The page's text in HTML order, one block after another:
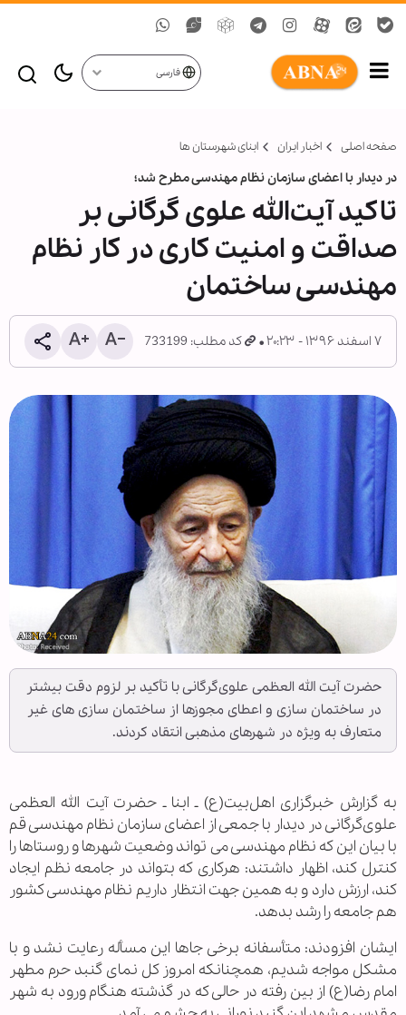
فارسی
صفحه اصلی اخبار ایران ابنای شهرستان ها
در دیدار با اعضای سازمان نظام مهندسی مطرح شد؛
تاکید آیت‌الله علوی گرگانی بر
صداقت و امنیت کاری در کار نظام
مهندسی ساختمان
۷ اسفند ۱۳۹۶ - ۲۰:۲۳ کد مطلب: 733199
حضرت آیت الله العظمی علوی‌گرگانی با تأکید بر لزوم دقت بیشتر
در ساختمان سازی و اعطای مجوزها از ساختمان سازی های غیر
متعارف به ویژه در شهرهای مذهبی انتقاد کردند.
به گزارش خبرگزاری اهل‌بیت(ع) ـ ابنا ـ حضرت آیت الله العظمی
علوی‌گرگانی در دیدار با جمعی از اعضای سازمان نظام مهندسی قم
با بیان این که نظام مهندسی می تواند وضعیت شهرها و روستاها را
کنترل کند، اظهار داشتند: هرکاری که بتواند در جامعه نظم ایجاد
کند، ارزش دارد و به همین جهت انتظار داریم نظام مهندسی کشور
هم جامعه را رشد بدهد.
ایشان افزودند: متأسفانه برخی جاها این مسأله رعایت نشد و با
مشکل مواجه شدیم، همچنانکه امروز کل نمای گنبد حرم مطهر
امام رضا(ع) از بین رفته در حالی که در گذشته هنگام ورود به شهر